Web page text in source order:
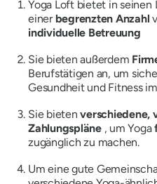
Yoga Loft bietet in seinen
einer begrenzten Anzahl
individuelle Betreuung
Sie bieten außerdem
Berufstätigen an, um
Gesundheit und Fitness
Sie bietenverschiedene,
Zahlungspläne, um Yoga
zugänglich zu machen.
Um eine gute